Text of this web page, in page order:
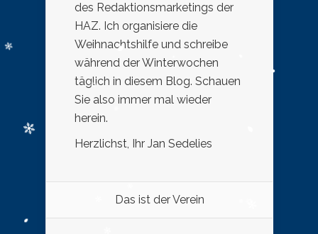
des Redaktionsmarketings der
HAZ. Ich organisiere die
Weihnachtshilfe und schreibe
während der Winterwochen
täglich in diesem Blog. Schauen
Sie also immer mal wieder
herein.
Herzlichst, Ihr Jan Sedelies
Das ist der Verein